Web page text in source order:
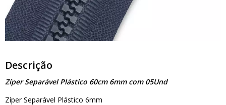
Descrição
Zíper Separável Plástico 60cm 6mm com 05Und
Zíper Separável Plástico 6mm